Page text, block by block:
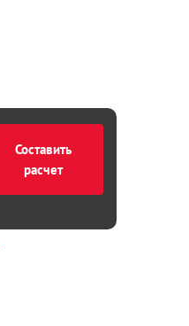
Составить
расчет